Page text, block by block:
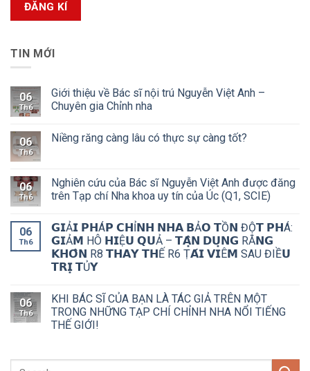
TIN MỚI
06
Th6
Giới thiệu về Bác sĩ nội trú Nguyễn Việt Anh –
Chuyên gia Chỉnh nha
06
Th6
Niềng răng càng lâu có thực sự càng tốt?
06
Th6
Nghiên cứu của Bác sĩ Nguyễn Việt Anh được đăng
trên Tạp chí Nha khoa uy tín của Úc (Q1, SCIE)
06
Th6
𝗚𝗜Ả𝗜 𝗣𝗛Á𝗣 𝗖𝗛Ỉ𝗡𝗛 𝗡𝗛𝗔 𝗕Ả𝗢 𝗧Ồ𝗡 ĐỘ̣𝗧 𝗣𝗛Á:
𝗚𝗜Ả𝗠 HÔ 𝗛𝗜Ệ𝗨 𝗤𝗨Ả – 𝗧𝗔̣̂𝗡 𝗗𝗨̣𝗡𝗚 RĂ𝗡𝗚
𝗞𝗛𝗢̂𝗡 R8 𝗧𝗛𝗔𝗬 𝗧𝗛Ế R6 Ṭ𝗔́𝗜 𝗩𝗜Ê𝗠 SAU ĐIỀ𝗨
𝗧𝗥𝗜̣ 𝗧Ủ𝗬
06
Th6
KHI BÁC SĨ CỦA BẠN LÀ TÁC GIẢ TRÊN MỘT
TRONG NHỮNG TẠP CHÍ CHỈNH NHA NỔI TIẾNG
THẾ GIỚI!